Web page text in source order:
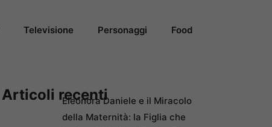
Televisione Personaggi Food
Articoli recentiEleonora Daniele e il Miracolo
della Maternità: la Figlia che